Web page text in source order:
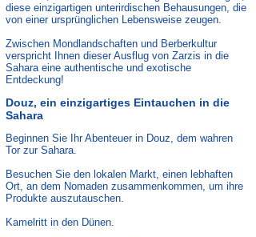
diese einzigartigen unterirdischen Behausungen, die
von einer ursprünglichen Lebensweise zeugen.
Zwischen Mondlandschaften und Berberkultur
verspricht Ihnen dieser Ausflug von Zarzis in die
Sahara eine authentische und exotische
Entdeckung!
Douz, ein einzigartiges Eintauchen in die
Sahara
Beginnen Sie Ihr Abenteuer in Douz, dem wahren
Tor zur Sahara.
Besuchen Sie den lokalen Markt, einen lebhaften
Ort, an dem Nomaden zusammenkommen, um ihre
Produkte auszutauschen.
Kamelritt in den Dünen.